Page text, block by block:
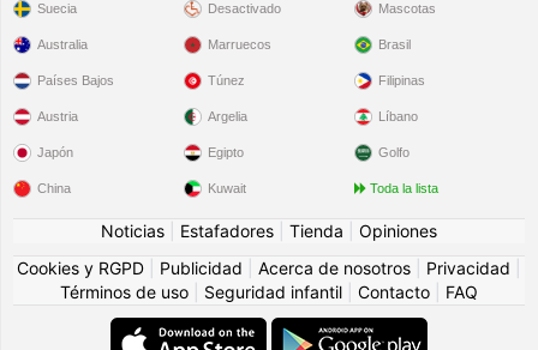
Suecia Desactivado Mascotas
Australia
Países Bajos
Austria
Japón
China
Marruecos
Túnez
Argelia
Egipto
Kuwait
Brasil
Filipinas
Líbano
Golfo
Toda la lista
Noticias Estafadores Tienda
Opiniones
Cookies y RGPD
Publicidad Acerca de nosotros Privacidad
Términos de uso
Seguridad infantil Contacto FAQ